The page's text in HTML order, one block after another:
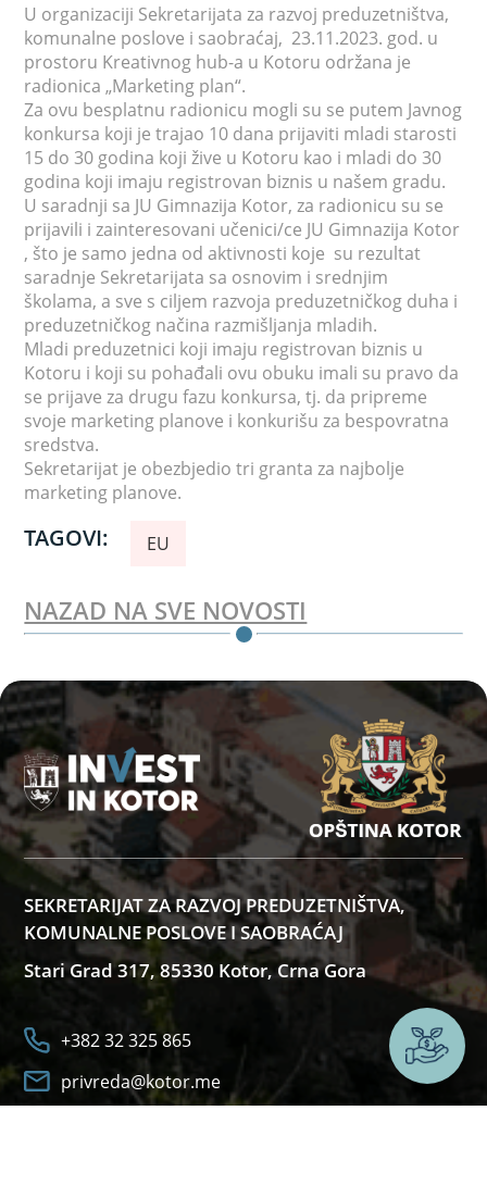
U organizaciji Sekretarijata za razvoj preduzetništva,
komunalne poslove i saobraćaj, 23.11.2023. god. u
prostoru Kreativnog hub-a u Kotoru održana je
radionica „Marketing plan“.
Za ovu besplatnu radionicu mogli su se putem Javnog
konkursa koji je trajao 10 dana prijaviti mladi starosti
15 do 30 godina koji žive u Kotoru kao i mladi do 30
godina koji imaju registrovan biznis u našem gradu.
U saradnji sa JU Gimnazija Kotor, za radionicu su se
prijavili i zainteresovani učenici/ce JU Gimnazija Kotor
, što je samo jedna od aktivnosti koje su rezultat
saradnje Sekretarijata sa osnovim i srednjim
školama, a sve s ciljem razvoja preduzetničkog duha i
preduzetničkog načina razmišljanja mladih.
Mladi preduzetnici koji imaju registrovan biznis u
Kotoru i koji su pohađali ovu obuku imali su pravo da
se prijave za drugu fazu konkursa, tj. da pripreme
svoje marketing planove i konkurišu za bespovratna
sredstva.
Sekretarijat je obezbjedio tri granta za najbolje
marketing planove.
NAZAD NA SVE NOVOSTI
TAGOVI: EU
Želite
SEKRETARIJAT ZA RAZVOJ PREDUZETNIŠTVA,
KOMUNALNE POSLOVE I SAOBRAĆAJ
Stari Grad 317, 85330 Kotor, Crna Gora
+382 32 325 865
privreda@kotor.me